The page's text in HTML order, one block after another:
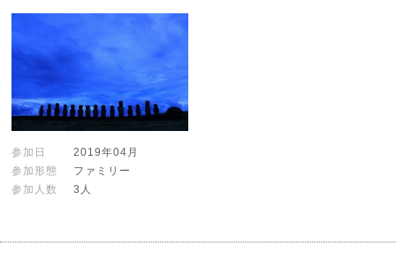
参加日
2019年04月
参加形態
ファミリー
参加人数
3人